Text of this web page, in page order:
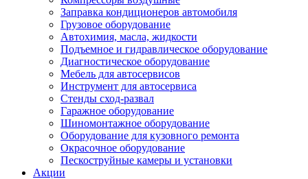
Заправка кондиционеров автомобиля
Грузовое оборудование
Автохимия, масла, жидкости
Подъемное и гидравлическое оборудование
Диагностическое оборудование
Мебель для автосервисов
Инструмент для автосервиса
Стенды сход-развал
Гаражное оборудование
Шиномонтажное оборудование
Оборудование для кузовного ремонта
Окрасочное оборудование
Пескоструйные камеры и установки
Акции